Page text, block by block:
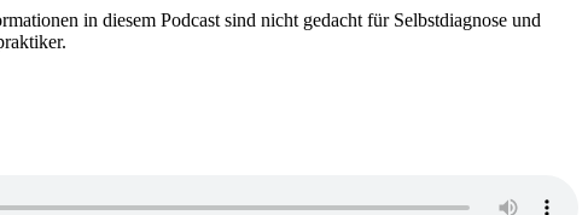
in diesem Podcast sind nicht gedacht für Selbstdiagnose und